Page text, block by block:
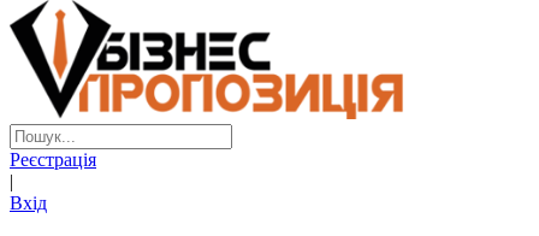
Реєстрація
|
Вхід